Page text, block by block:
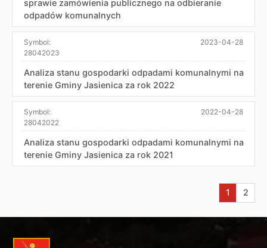
sprawie zamówienia publicznego na odbieranie
odpadów komunalnych
Symbol:
28042023
2023-04-28
Analiza stanu gospodarki odpadami komunalnymi na
terenie Gminy Jasienica za rok 2022
Symbol:
28042022
2022-04-28
Analiza stanu gospodarki odpadami komunalnymi na
terenie Gminy Jasienica za rok 2021
Aktualna
1 2